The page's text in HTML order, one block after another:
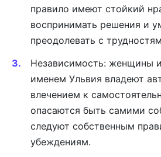
правило имеют стойкий
воспринимать решения и
преодолевать с
Независимость: женщины
именем Ульвия владеют
влечением к
опасаются быть самими
следуют собственным
убеждениям.